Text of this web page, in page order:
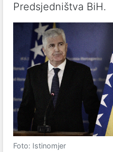
Predsjedništva BiH.
Foto: Istinomjer